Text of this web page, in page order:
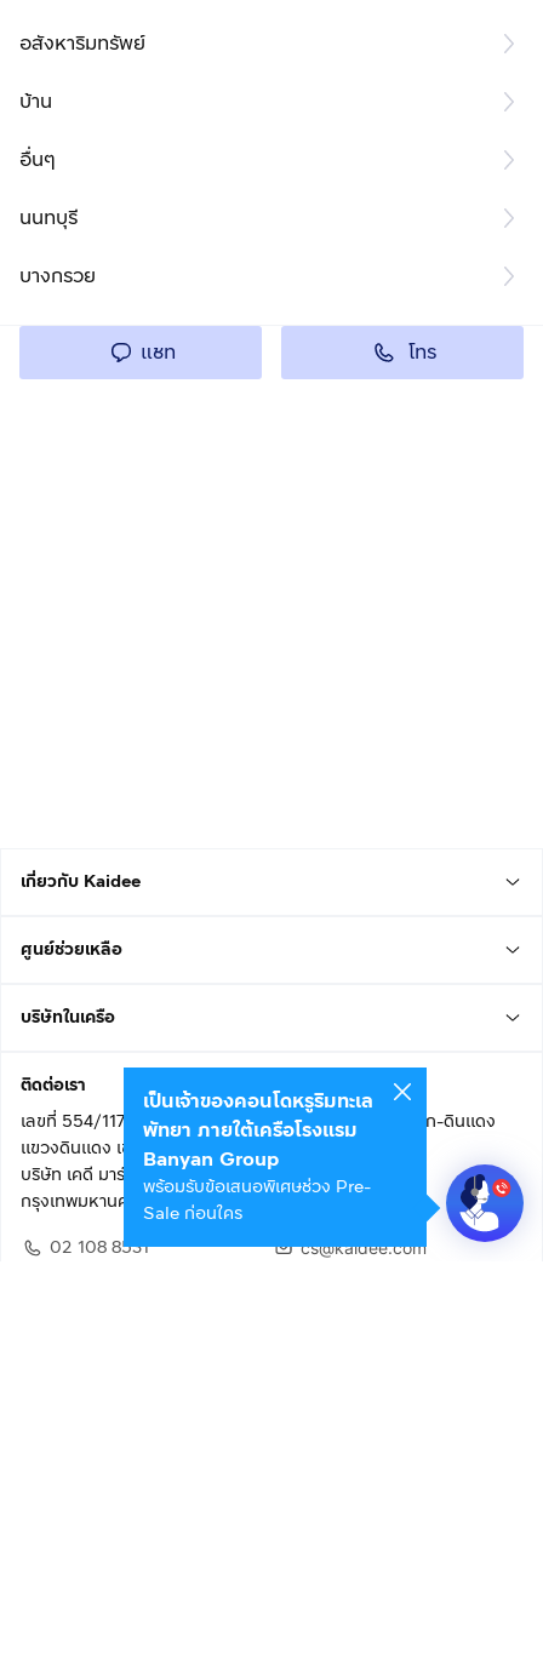
อสังหาริมทรัพย์
บ้าน
อื่นๆ
นนทบุรี
บางกรวย
แชท โทร
เกี่ยวกับ Kaidee
ศูนย์ช่วยเหลือ
บริษัทในเครือ
ติดต่อเรา
เลขที่ 554/117 อาคารสกายไนน์ เซ็นเตอร์ ชั้น 22 ถนนอโศก-ดินแดง
แขวงดินแดง เขตดินแดง
บริษัท เคดี มาร์เก็ตเพลส จำกัด (สำนักงานใหญ่)
กรุงเทพมหานคร 10400
02 108 8531
cs@kaidee.com
เป็นเจ้าของคอนโดหรูริมทะเล
พัทยา ภายใต้เครือโรงแรม
Banyan Group
พร้อมรับข้อเสนอพิเศษช่วง Pre-
Sale ก่อนใคร